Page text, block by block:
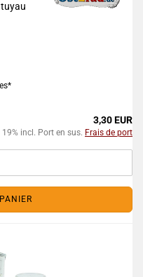
3,30 EUR
19% incl. Port en sus. Frais de port